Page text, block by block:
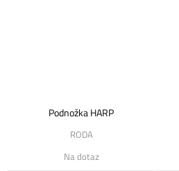
Podnožka HARP
RODA
Na dotaz